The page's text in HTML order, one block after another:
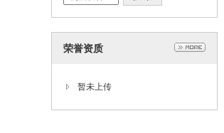
荣誉资质
暂未上传